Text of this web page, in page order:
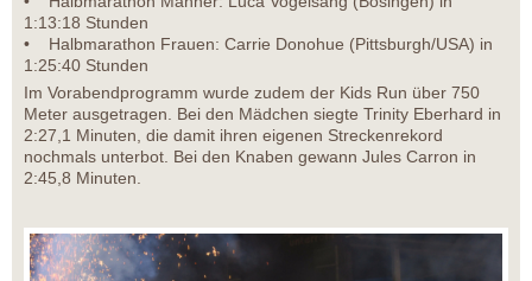
1:13:18 Stunden
• Halbmarathon Frauen: Carrie Donohue (Pittsburgh/USA) in
1:25:40 Stunden
Im Vorabendprogramm wurde zudem der Kids Run über 750
Meter ausgetragen. Bei den Mädchen siegte Trinity Eberhard in
2:27,1 Minuten, die damit ihren eigenen Streckenrekord
nochmals unterbot. Bei den Knaben gewann Jules Carron in
2:45,8 Minuten.